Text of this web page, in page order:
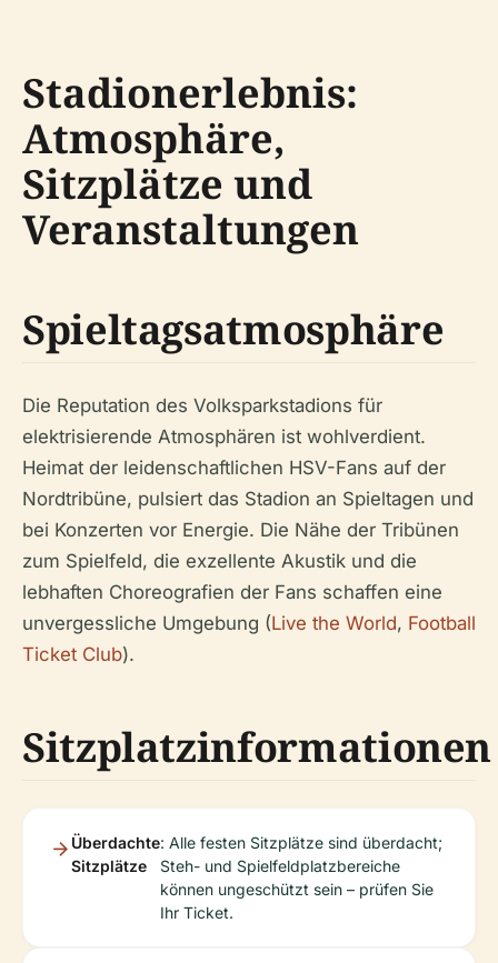
Stadionerlebnis:
Atmosphäre,
Sitzplätze und
Veranstaltungen
Spieltagsatmosphäre
Die Reputation des Volksparkstadions für
elektrisierende Atmosphären ist wohlverdient.
Heimat der leidenschaftlichen HSV-Fans auf der
Nordtribüne, pulsiert das Stadion an Spieltagen und
bei Konzerten vor Energie. Die Nähe der Tribünen
zum Spielfeld, die exzellente Akustik und die
lebhaften Choreografien der Fans schaffen eine
unvergessliche Umgebung (Live the World, Football
Ticket Club).
Sitzplatzinformationen
Überdachte
Sitzplätze
: Alle festen Sitzplätze sind überdacht;
Steh- und Spielfeldplatzbereiche
können ungeschützt sein – prüfen Sie
Ihr Ticket.